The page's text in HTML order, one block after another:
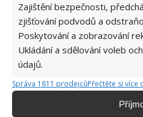
Zajištění bezpečnosti,
zjišťování podvodů a
Poskytování a zobrazování
Ukládání a sdělování voleb
údajů.
Správa 1811 prodejcůPřečtěte si více
Jiří